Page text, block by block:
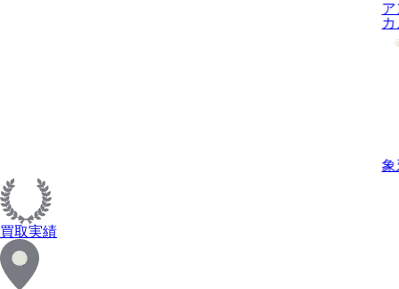
ア
象
買取実績